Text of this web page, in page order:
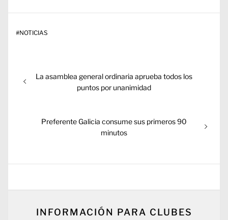
#NOTICIAS
Navegación
de
Entrada
La asamblea general ordinaria aprueba todos los
puntos por unanimidad
Entrada
Preferente Galicia consume sus primeros 90
minutos
INFORMACIÓN PARA CLUBES